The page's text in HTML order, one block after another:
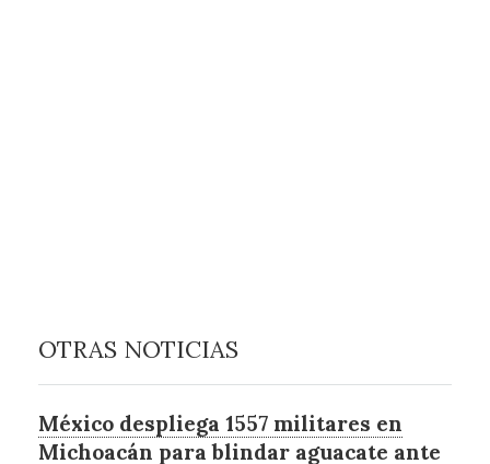
OTRAS NOTICIAS
México despliega 1557 militares en
Michoacán para blindar aguacate ante